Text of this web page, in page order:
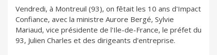
Vendredi, à Montreuil (93), on fêtait les 10 ans d'Impact
Confiance, avec la ministre Aurore Bergé, Sylvie
Mariaud, vice présidente de l'Ile-de-France, le préfet du
93, Julien Charles et des dirigeants d'entreprise.